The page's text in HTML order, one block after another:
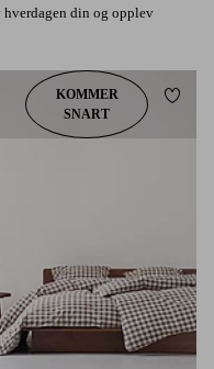
hverdagen din og opplev
KOMMER
SNART